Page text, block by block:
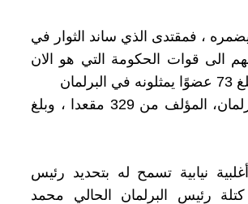
، فمقتدى الذي ساند الثوار في
الى قوات الحكومة التي هو الان
" والتيار الصدري هو أكبر تكتل بالفعل في البرلمان، المؤلف من 329 مقعدا ، وبلغ
نيابية تسمح له بتحديد رئيس
كتلة رئيس البرلمان الحالي محمد